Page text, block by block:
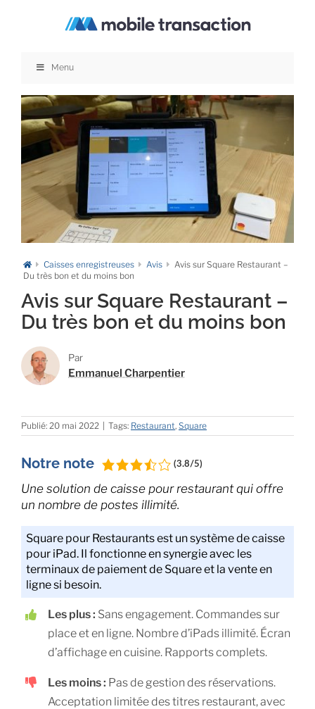
Menu
Caisses enregistreuses Avis
Avis sur Square Restaurant –
Du très bon et du moins bon
Avis sur Square Restaurant –
Du très bon et du moins bon
Par
Emmanuel Charpentier
Publié: 20 mai 2022 Tags: Restaurant, Square
Notre note (3.8/5)
Une solution de caisse pour restaurant qui offre
un nombre de postes illimité.
Square pour Restaurants est un système de caisse
pour iPad. Il fonctionne en synergie avec les
terminaux de paiement de Square et la vente en
ligne si besoin.
Les plus : Sans engagement. Commandes sur
place et en ligne. Nombre d’iPads illimité. Écran
d’affichage en cuisine. Rapports complets.
Les moins : Pas de gestion des réservations.
Acceptation limitée des titres restaurant, avec